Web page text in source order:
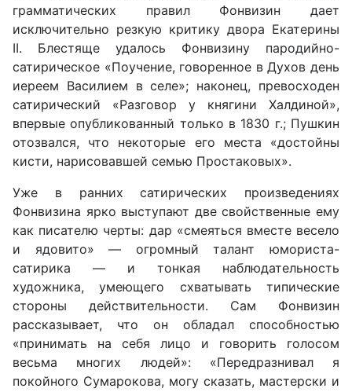
грамматических правил Фонвизин дает
исключительно резкую критику двора Екатерины
II. Блестяще удалось Фонвизину пародийно-
сатирическое «Поучение, говоренное в Духов день
иереем Василием в селе»; наконец, превосходен
сатирический «Разговор у княгини Халдиной»,
впервые опубликованный только в 1830 г.; Пушкин
отозвался, что некоторые его места «достойны
кисти, нарисовавшей семью Простаковых».
Уже в ранних сатирических произведениях
Фонвизина ярко выступают две свойственные ему
как писателю черты: дар «смеяться вместе весело
и ядовито» — огромный талант юмориста-
сатирика — и тонкая наблюдательность
художника, умеющего схватывать типические
стороны действительности. Сам Фонвизин
рассказывает, что он обладал способностью
«принимать на себя лицо и говорить голосом
весьма многих людей»: «Передразнивал я
покойного Сумарокова, могу сказать, мастерски и